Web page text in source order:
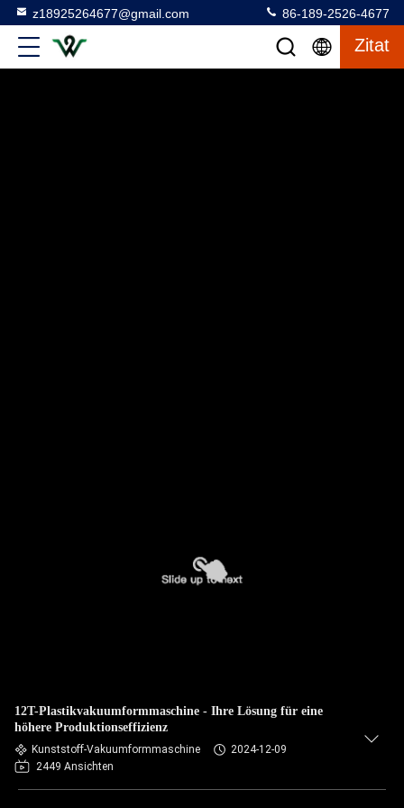
z18925264677@gmail.com 86-189-2526-4677
Zitat
12T-Plastikvakuumformmaschine - Ihre Lösung für eine
höhere Produktionseffizienz
Kunststoff-Vakuumformmaschine
2024-12-09
2449 Ansichten